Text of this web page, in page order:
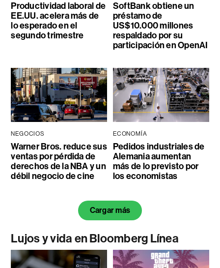
Productividad laboral de
EE.UU. acelera más de
lo esperado en el
segundo trimestre
SoftBank obtiene un
préstamo de
US$10.000 millones
respaldado por su
participación en OpenAI
NEGOCIOS
Warner Bros. reduce sus
ventas por pérdida de
derechos de la NBA y un
débil negocio de cine
ECONOMÍA
Pedidos industriales de
Alemania aumentan
más de lo previsto por
los economistas
Cargar más
Lujos y vida en Bloomberg Línea